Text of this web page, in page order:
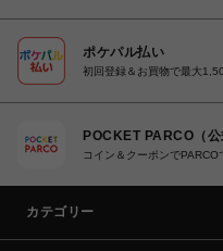
ポケパル払い
初回登録＆お買物で最大
POCKET PARCO（公
コイン＆クーポンで
カテゴリー